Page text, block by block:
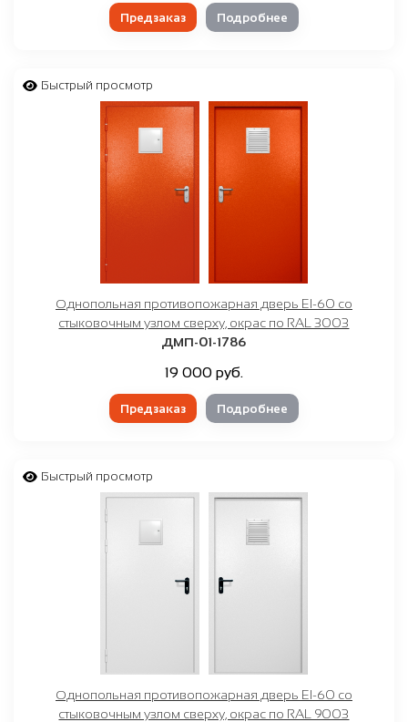
Предзаказ Подробнее
Быстрый просмотр
Однопольная противопожарная дверь EI-60 со
стыковочным узлом сверху, окрас по RAL 3003
ДМП-01-1786
19 000 руб.
Предзаказ Подробнее
Быстрый просмотр
Однопольная противопожарная дверь EI-60 со
стыковочным узлом сверху, окрас по RAL 9003